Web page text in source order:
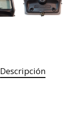
Descripción